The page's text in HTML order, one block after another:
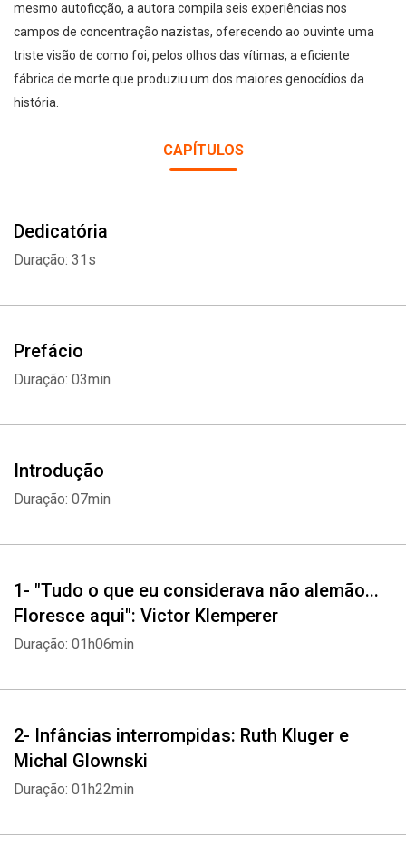
mesmo autoficção, a autora compila seis experiências nos
campos de concentração nazistas, oferecendo ao ouvinte uma
triste visão de como foi, pelos olhos das vítimas, a eficiente
fábrica de morte que produziu um dos maiores genocídios da
história.
CAPÍTULOS
Dedicatória
Duração: 31s
Prefácio
Duração: 03min
Introdução
Duração: 07min
1- "Tudo o que eu considerava não alemão...
Floresce aqui": Victor Klemperer
Duração: 01h06min
2- Infâncias interrompidas: Ruth Kluger e
Michal Glownski
Duração: 01h22min